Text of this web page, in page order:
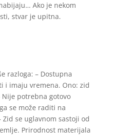
Ako je nekom
stvar je upitna.
razloga: – Dostupna
i imaju vremena. Ono: zid
potrebna gotovo
se može raditi na
se uglavnom sastoji od
Prirodnost materijala